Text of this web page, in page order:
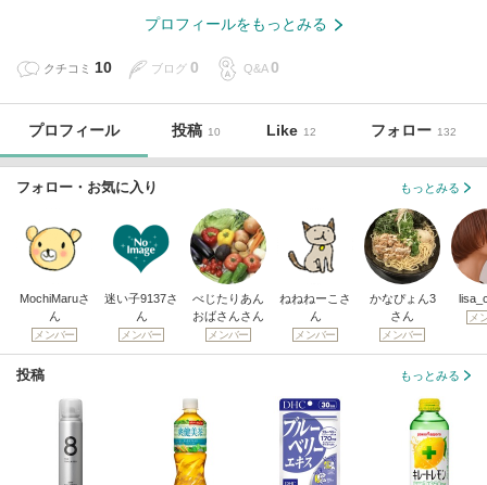
プロフィールをもっとみる
クチコミ 10 ブログ 0 Q&A 0
プロフィール 投稿 10 Like 12 フォロー 132
フォロー・お気に入り もっとみる
MochiMaruさ
ん
メンバー
迷い子9137さ
ん
メンバー
べじたりあん
おばさんさん
メンバー
ねねねーこさ
ん
メンバー
かなぴょん3
さん
メンバー
メ
投稿 もっとみる